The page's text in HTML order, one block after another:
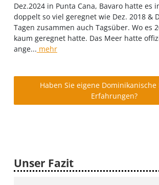
Dez.2024 in Punta Cana, Bavaro hatte es
doppelt so viel geregnet wie Dez. 2018 &
Tagen zusammen auch Tagsüber. Wo es
kaum geregnet hatte. Das Meer hatte
ange... mehr
Haben Sie eigene
Erfahrungen?
Unser Fazit